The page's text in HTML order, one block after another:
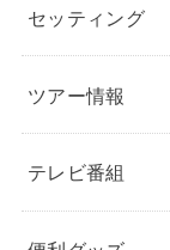
セッティング
ツアー情報
テレビ番組